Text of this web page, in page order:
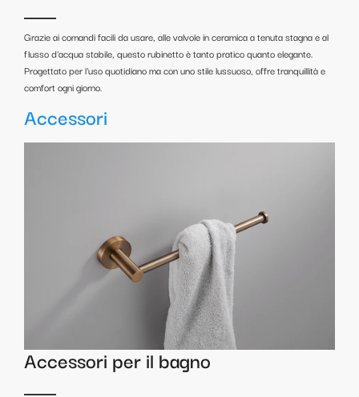
Grazie ai comandi facili da usare, alle valvole in ceramica a tenuta stagna e al
flusso d'acqua stabile, questo rubinetto è tanto pratico quanto elegante.
Progettato per l'uso quotidiano ma con uno stile lussuoso, offre tranquillità e
comfort ogni giorno.
Accessori
Accessori per il bagno